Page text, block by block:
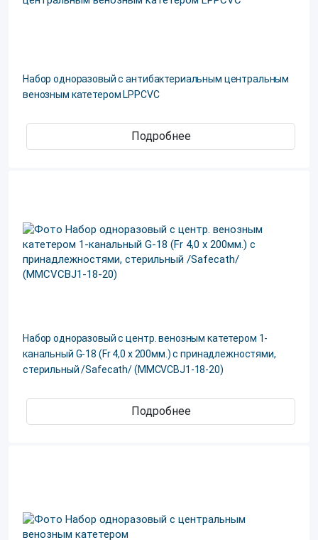
Набор одноразовый с антибактериальным центральным
венозным катетером LPPCVC
Подробнее
Набор одноразовый с центр. венозным катетером 1-
канальный G-18 (Fr 4,0 х 200мм.) с принадлежностями,
стерильный /Safecath/ (MMCVCBJ1-18-20)
Подробнее